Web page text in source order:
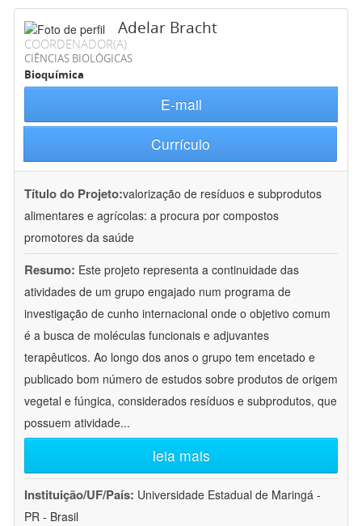
Adelar Bracht
COORDENADOR(A)
CIÊNCIAS BIOLÓGICAS
Bioquímica
E-mail
Currículo
Título do Projeto:valorização de resíduos e subprodutos
alimentares e agrícolas: a procura por compostos
promotores da saúde
Resumo: Este projeto representa a continuidade das
atividades de um grupo engajado num programa de
investigação de cunho internacional onde o objetivo comum
é a busca de moléculas funcionais e adjuvantes
terapêuticos. Ao longo dos anos o grupo tem encetado e
publicado bom número de estudos sobre produtos de origem
vegetal e fúngica, considerados resíduos e subprodutos, que
possuem atividade...
leia mais
Instituição/UF/País: Universidade Estadual de Maringá -
PR - Brasil